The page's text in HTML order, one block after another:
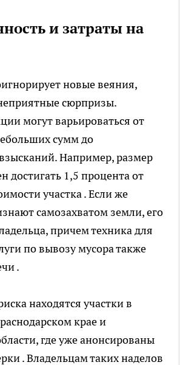
и затраты на
новые веяния,
сюрпризы.
могут варьироваться от
сумм до
Например, размер
достигать 1,5 процента от
участка . Если же
самозахватом земли, его
причем техника для
по вывозу мусора также
.
находятся участки в
крае и
где уже анонсированы
. Владельцам таких наделов